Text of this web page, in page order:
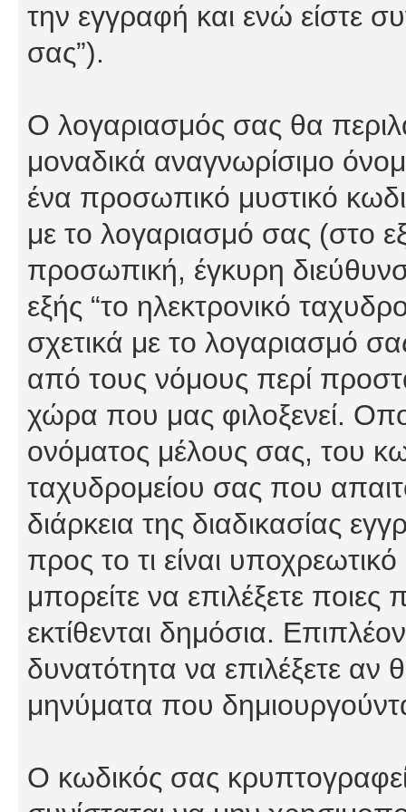
την εγγραφή και ενώ είστε
σας”).
Ο λογαριασμός σας θα
μοναδικά αναγνωρίσιμο
ένα προσωπικό μυστικό
με το λογαριασμό σας (στο
προσωπική, έγκυρη
εξής “το ηλεκτρονικό
σχετικά με το λογαριασμό
από τους νόμους περί
χώρα που μας φιλοξενεί.
ονόματος μέλους σας, του
ταχυδρομείου σας που
διάρκεια της διαδικασίας
προς το τι είναι
μπορείτε να επιλέξετε
εκτίθενται δημόσια.
δυνατότητα να επιλέξετε αν
μηνύματα που
Ο κωδικός σας